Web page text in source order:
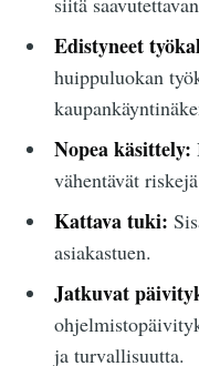
Edistyneet
huippuluokan
Nopea käsittely:
vähentävät
Kattava tuki:
asiakastuen.
Jatkuvat
ja turvallisuutta.